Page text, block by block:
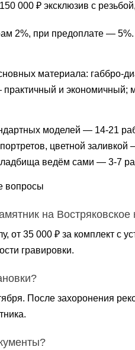
000 ₽ эксклюзив с
2%, при предоплате —
материала: габбро-
и экономичный;
моделей — 14-21
цветной
ведём сами — 3-7
вопросы
на
от 35 000 ₽ за комплект с
гравировки.
После захоронения